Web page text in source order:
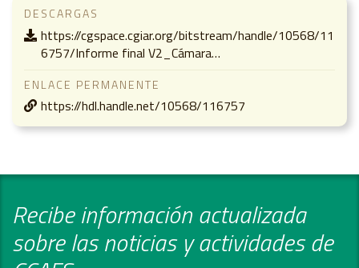
DESCARGAS
https://cgspace.cgiar.org/bitstream/handle/10568/11
6757/Informe final V2_Cámara…
ENLACE PERMANENTE
https://hdl.handle.net/10568/116757
Recibe información actualizada
sobre las noticias y actividades de